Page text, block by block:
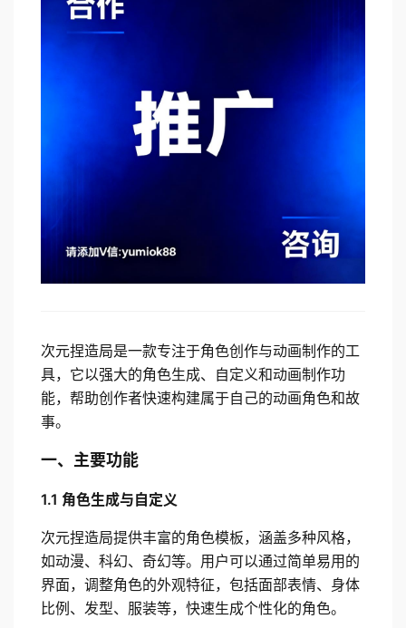
次元捏造局是一款专注于角色创作与动画制作的工
具，它以强大的角色生成、自定义和动画制作功
能，帮助创作者快速构建属于自己的动画角色和故
事。
一、主要功能
1.1 角色生成与自定义
次元捏造局提供丰富的角色模板，涵盖多种风格，
如动漫、科幻、奇幻等。用户可以通过简单易用的
界面，调整角色的外观特征，包括面部表情、身体
比例、发型、服装等，快速生成个性化的角色。